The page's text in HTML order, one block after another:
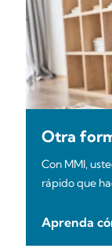
Otra
Con MMI,
rápido que
Aprenda